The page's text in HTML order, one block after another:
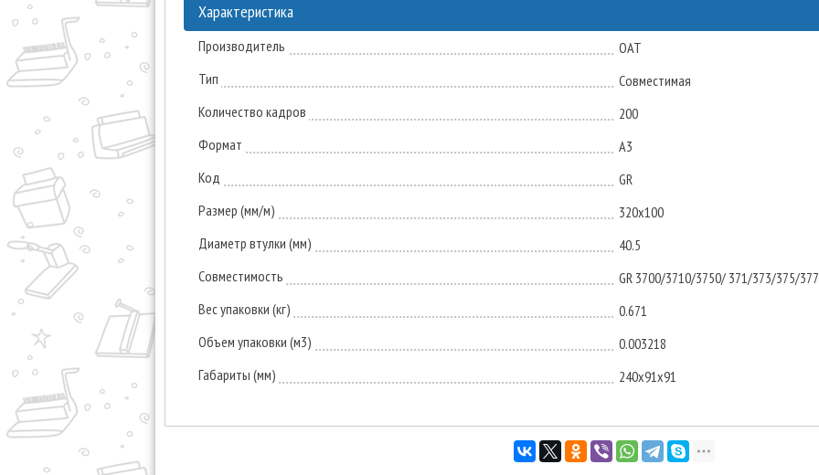
Характеристика
Производитель
ОАТ
Тип
Совместимая
Количество кадров
200
Формат
A3
Код
GR
Размер (мм/м)
320x100
Диаметр втулки (мм)
40.5
Совместимость
GR 3700/3710/3750/ 371/373/375/
Вес упаковки (кг)
0.671
Объем упаковки (м3)
0.003218
Габариты (мм)
240х91х91